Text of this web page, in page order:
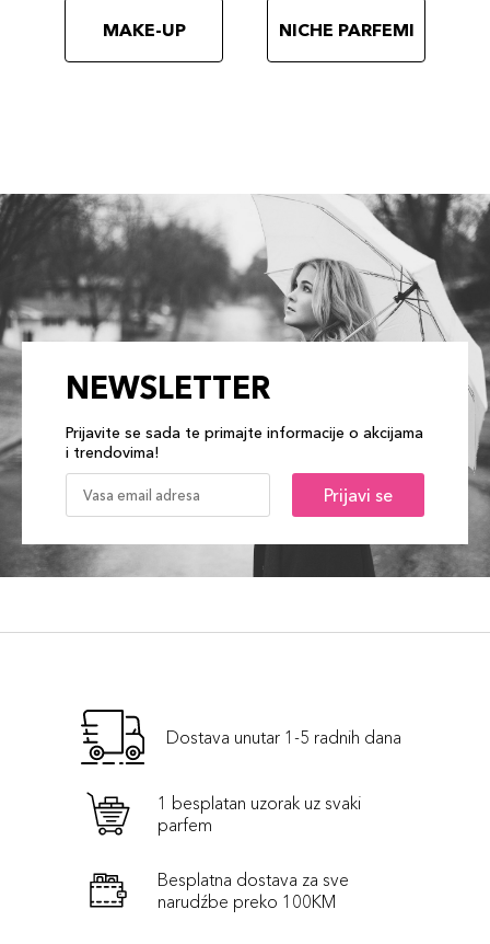
MAKE-UP NICHE PARFEMI
NEWSLETTER
Prijavite se sada te primajte informacije o akcijama
i trendovima!
Prijavi se
Dostava unutar 1-5 radnih dana
1 besplatan uzorak uz svaki
parfem
Besplatna dostava za sve
narudźbe preko 100KM